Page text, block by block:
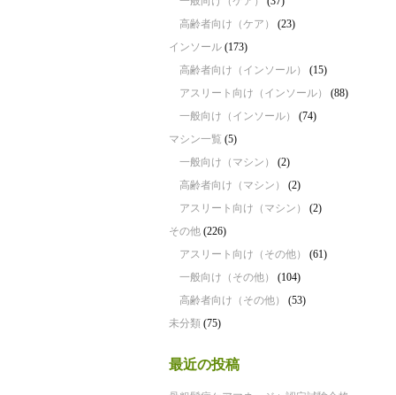
高齢者向け（ケア）
(23)
インソール (173)
高齢者向け（インソール）
(15)
アスリート向け（インソール）
(88)
一般向け（インソール）
(74)
マシン一覧 (5)
一般向け（マシン）
(2)
高齢者向け（マシン）
(2)
アスリート向け（マシン）
(2)
その他 (226)
アスリート向け（その他）
(61)
一般向け（その他）
(104)
高齢者向け（その他）
(53)
未分類 (75)
最近の投稿